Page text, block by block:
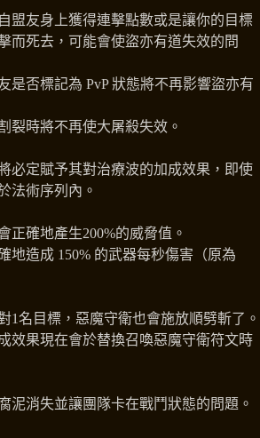
盟友身上獲得連擊點數或是讓你的目標
而死去，可能會使盜亦有道失效的問
是否標記為 PvP 狀態將不再影響盜亦有
裂時將不再使大屠殺失效。
必定賦予其對治療波的加成效果，即使
法術序列內。
正確地產生200%的威脅值。
地造成 150% 的武器每秒傷害（原為
1名目標，惡魔守衛也會施放順劈斬了。
效果現在會於替換召喚惡魔守衛符文時
泥消失並讓團隊卡在戰鬥狀態的問題。